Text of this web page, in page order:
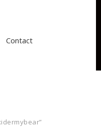
Contact